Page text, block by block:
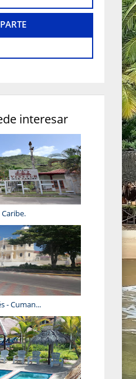
interesar
Caribe.
- Cuman...